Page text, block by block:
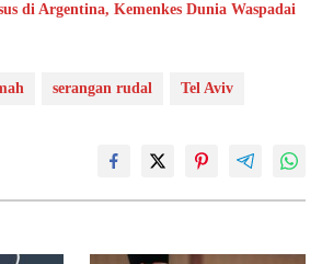
di Argentina, Kemenkes Dunia Waspadai
serangan rudal Tel Aviv